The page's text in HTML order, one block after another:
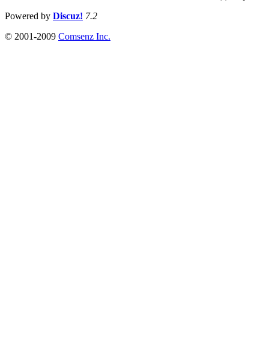
Powered by Discuz! 7.2
© 2001-2009 Comsenz Inc.